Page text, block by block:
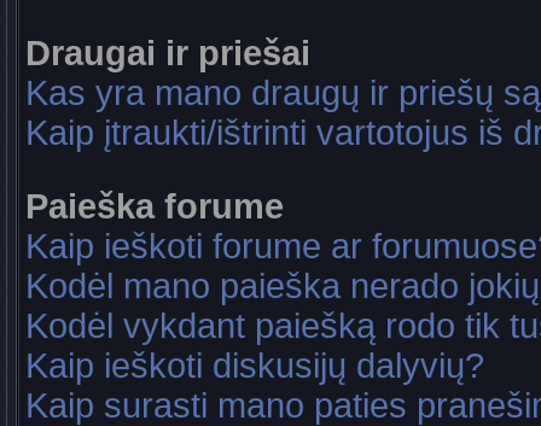
Draugai ir priešai
Kas yra mano draugų ir priešų
Kaip įtraukti/ištrinti vartotojus iš
Paieška forume
Kaip ieškoti forume ar
Kodėl mano paieška nerado
Kodėl vykdant paiešką rodo tik
Kaip ieškoti diskusijų dalyvių?
Kaip surasti mano paties